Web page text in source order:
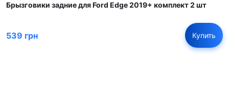
Брызговики задние для Ford Edge 2019+ комплект 2 шт
539 грн Купить